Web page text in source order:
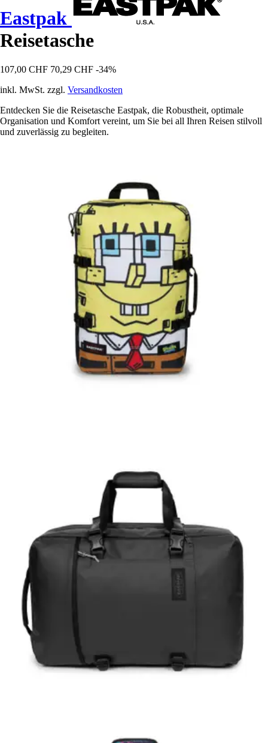
Eastpak
Reisetasche
107,00 CHF 70,29 CHF -34%
inkl. MwSt. zzgl. Versandkosten
Entdecken Sie die Reisetasche Eastpak, die Robustheit, optimale
Organisation und Komfort vereint, um Sie bei all Ihren Reisen stilvoll
und zuverlässig zu begleiten.